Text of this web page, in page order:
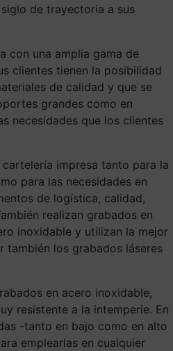
de trayectoria a sus
con una amplia gama de
clientes tienen la posibilidad
de calidad y que se
grandes como en
necesidades que los clientes
impresa tanto para la
para las necesidades en
de logística, calidad,
realizan grabados en
inoxidable y utilizan la mejor
también los grabados láseres
en acero inoxidable,
resistente a la intemperie. En
-tanto en bajo como en alto
emplearlas en cualquier